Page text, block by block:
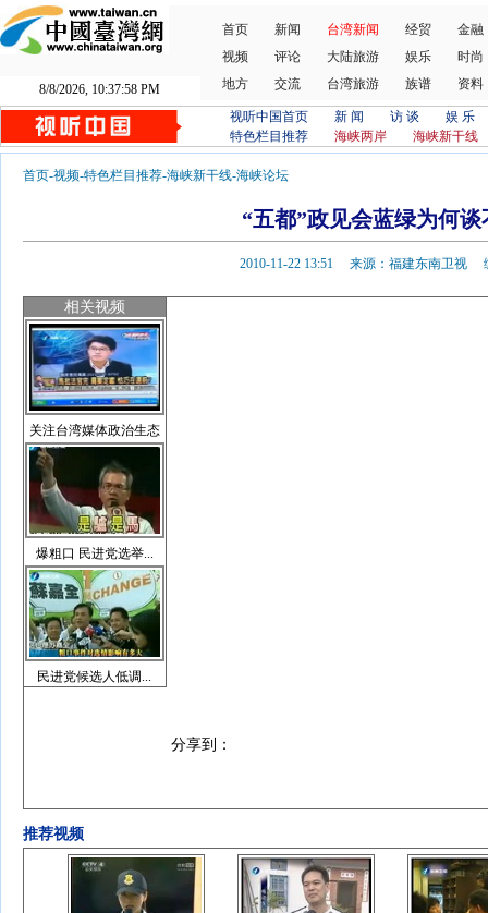
8/8/2026, 10:37:59 PM
首页 新闻 台湾新闻 经贸
金融
视频
评论 大陆旅游 娱乐
时尚
地方
交流 台湾旅游 族谱 资料
视听中国首页 新 闻 访 谈
娱 乐
特色栏目推荐
海峡两岸 海峡新干线
首页-视频-特色栏目推荐-海峡新干线-海峡论坛
“五都”政见会蓝绿为何谈
2010-11-22 13:51 来源：福建东南卫视
分享到：
相关视频
关注台湾媒体政治生态
爆粗口 民进党选举...
民进党候选人低调...
推荐视频